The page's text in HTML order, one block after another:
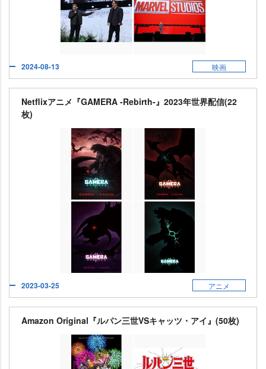
2024-08-13 映画
Netflixアニメ『GAMERA -Rebirth-』2023年世界配信(22
枚)
2023-03-25 アニメ
Amazon Original『ルパン三世VSキャッツ・アイ』(50枚)